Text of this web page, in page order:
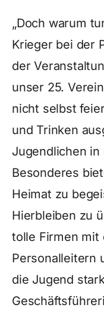
„Doch warum
Krieger bei der
der
unser 25.
nicht selbst
und Trinken
Jugendlichen in
Besonderes
Heimat zu
Hierbleiben zu
tolle Firmen mit
Personalleitern
die Jugend